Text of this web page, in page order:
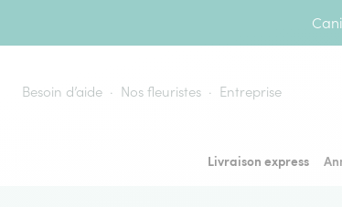
Besoin d’aide Nos fleuristes Entreprise
Livraison express